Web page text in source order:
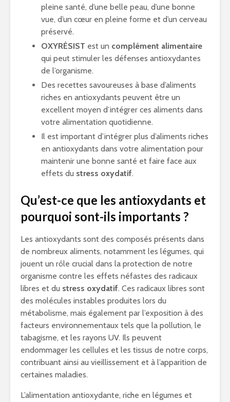
pleine santé, d’une belle peau, d’une bonne
vue, d’un cœur en pleine forme et d’un cerveau
préservé.
OXYRÉSIST est un complément alimentaire
qui peut stimuler les défenses antioxydantes
de l’organisme.
Des recettes savoureuses à base d’aliments
riches en antioxydants peuvent être un
excellent moyen d’intégrer ces aliments dans
votre alimentation quotidienne.
Il est important d’intégrer plus d’aliments riches
en antioxydants dans votre alimentation pour
maintenir une bonne santé et faire face aux
effets du stress oxydatif.
Qu’est-ce que les antioxydants et
pourquoi sont-ils importants ?
Les antioxydants sont des composés présents dans
de nombreux aliments, notamment les légumes, qui
jouent un rôle crucial dans la protection de notre
organisme contre les effets néfastes des radicaux
libres et du stress oxydatif. Ces radicaux libres sont
des molécules instables produites lors du
métabolisme, mais également par l’exposition à des
facteurs environnementaux tels que la pollution, le
tabagisme, et les rayons UV. Ils peuvent
endommager les cellules et les tissus de notre corps,
contribuant ainsi au vieillissement et à l’apparition de
certaines maladies.
L’alimentation antioxydante, riche en légumes et